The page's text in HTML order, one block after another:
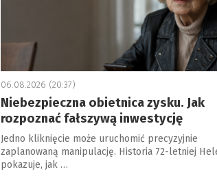
06.08.2026 (20:37)
Niebezpieczna obietnica zysku. Jak
rozpoznać fałszywą inwestycję
Jedno kliknięcie może uruchomić precyzyjnie
zaplanowaną manipulację. Historia 72-letniej
pokazuje, jak …